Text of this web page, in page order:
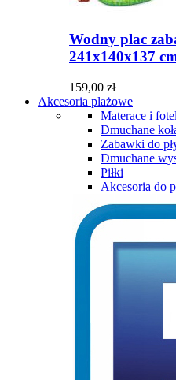
Wodny plac
241x140x137
159,00 zł
Akcesoria plażowe
Materace i
Dmuchane
Zabawki do
Dmuchane
Piłki
Akcesoria do